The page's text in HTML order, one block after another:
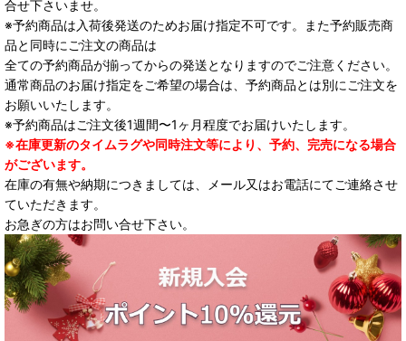
合せ下さいませ。
※予約商品は入荷後発送のためお届け指定不可です。また予約販売商
品と同時にご注文の商品は
全ての予約商品が揃ってからの発送となりますのでご注意ください。
通常商品のお届け指定をご希望の場合は、予約商品とは別にご注文を
お願いいたします。
※予約商品はご注文後1週間〜1ヶ月程度でお届けいたします。
※在庫更新のタイムラグや同時注文等により、予約、完売になる場合
がございます。
在庫の有無や納期につきましては、メール又はお電話にてご連絡させ
ていただきます。
お急ぎの方はお問い合せ下さい。